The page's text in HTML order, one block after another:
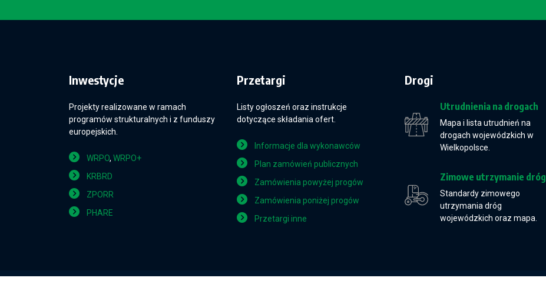
Inwestycje
Projekty realizowane w ramach
programów strukturalnych i z funduszy
europejskich.
WRPO, WRPO+
KRBRD
ZPORR
PHARE
Przetargi
Listy ogłoszeń oraz instrukcje
dotyczące składania ofert.
Informacje dla wykonawców
Plan zamówień publicznych
Zamówienia powyżej progów
Zamówienia poniżej progów
Przetargi inne
Drogi
Utrudnienia na drogach
Mapa i lista utrudnień na
drogach wojewódzkich w
Wielkopolsce.
Zimowe utrzymanie dróg
Standardy zimowego
utrzymania dróg
wojewódzkich oraz mapa.